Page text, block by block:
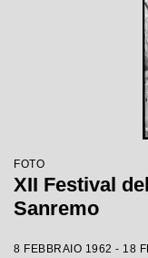
FOTO
XII Festival
Sanremo
8 FEBBRAIO 1962 - 18